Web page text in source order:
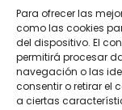
Para ofrecer las
como las cookies
del dispositivo. El
permitirá procesar
navegación o las
consentir o retirar el
a ciertas
Avenida Galileo
15.008 · A
Teléfono:
WhatsApp: